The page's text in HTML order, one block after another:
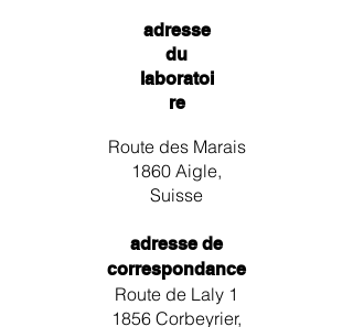
adresse
du
laboratoi
re
Route des Marais
1860 Aigle,
Suisse
adresse de
correspondance
Route de Laly 1
1856 Corbeyrier,